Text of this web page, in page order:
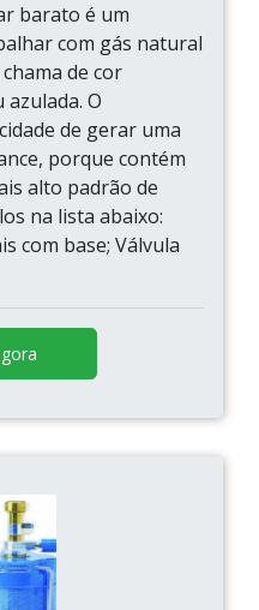
barato é um
com gás natural
de cor
O
de gerar uma
porque contém
alto padrão de
na lista abaixo:
com base; Válvula